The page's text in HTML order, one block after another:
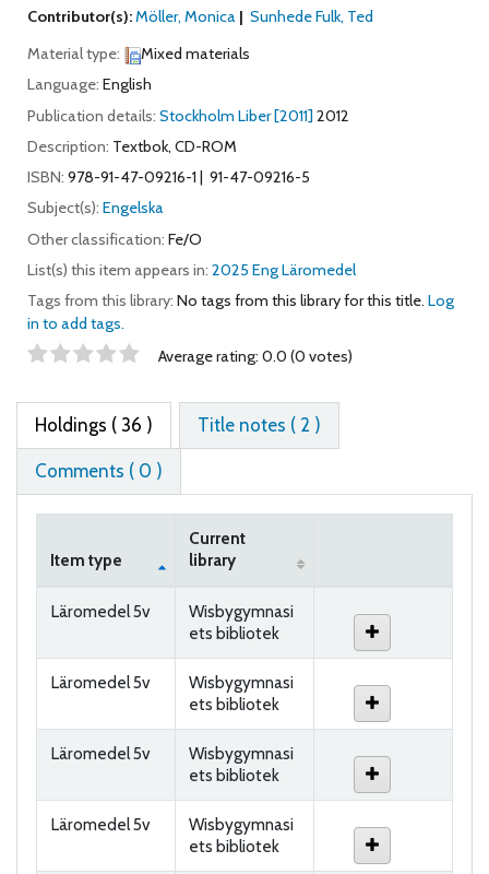
Contributor(s):Möller, Monica
Sunhede Fulk, Ted
Material type:
Mixed materials
Language: English
Publication details: Stockholm Liber[2011] 2012
Description: Textbok, CD-ROM
ISBN: 978-91-47-09216-1
91-47-09216-5
Subject(s): Engelska
Other classification: Fe/O
List(s) this item appears in: 2025 Eng Läromedel
Tags from this library: No tags from this library for this title. Log
in to add tags.
Star ratings Average rating: 0.0 (0 votes)
Holdings ( 36 ) Title notes ( 2 )
Comments ( 0 )
Item type
Current
library
Läromedel 5v
Wisbygymnasi
ets bibliotek
Läromedel 5v
Wisbygymnasi
ets bibliotek
Läromedel 5v
Wisbygymnasi
ets bibliotek
Läromedel 5v
Wisbygymnasi
ets bibliotek